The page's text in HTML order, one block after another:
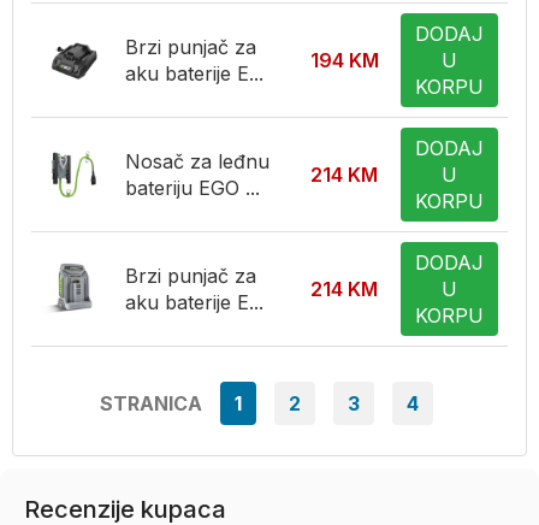
Brzi punjač za
aku baterije E...
194 KM
DODAJ
U
KORPU
Nosač za leđnu
bateriju EGO ...
214 KM
DODAJ
U
KORPU
Brzi punjač za
aku baterije E...
214 KM
DODAJ
U
KORPU
STRANICA 1 2 3 4
Recenzije kupaca